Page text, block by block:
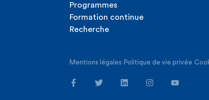
Programmes
Formation continue
Recherche
Mentions légales Politique de vie privée